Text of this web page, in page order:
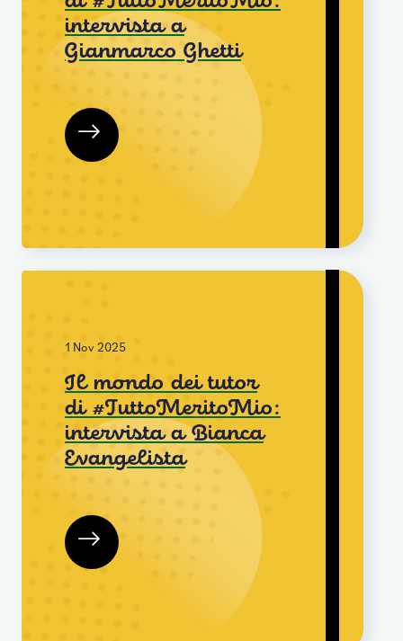
intervista a
Gianmarco Ghetti
1 Nov 2025
Il mondo dei tutor
di #TuttoMeritoMio:
intervista a Bianca
Evangelista